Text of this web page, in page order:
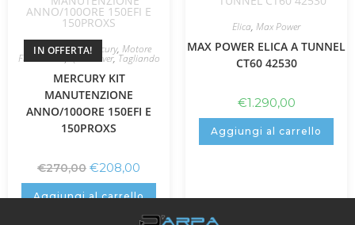
IN OFFERTA!
Kit tagliando,Mercury, Motore
Fuoribordo ,Quicksilver,Tagliando
MERCURY KIT
MANUTENZIONE
ANNO/100ORE 150EFI E
150PROXS
€270,00 €208,00
Aggiungi al carrello
Elica, Max Power
MAX POWER ELICA A TUNNEL
CT60 42530
€1.290,00
Aggiungi al carrello